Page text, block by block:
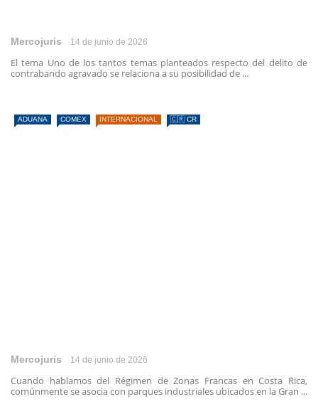
Mercojuris 14 de junio de 2026
El tema Uno de los tantos temas planteados respecto del delito de
contrabando agravado se relaciona a su posibilidad de ...
ADUANA COMEX INTERNACIONAL 🇨🇷 CR
Mercojuris 14 de junio de 2026
Cuando hablamos del Régimen de Zonas Francas en Costa Rica,
comúnmente se asocia con parques industriales ubicados en la Gran ...